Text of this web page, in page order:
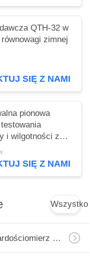
QTH-32 w
zimnej
SIĘ Z NAMI
pionowa
i wilgotności z
ekranu
SIĘ Z NAMI
Wszystko
Twardościomierz Vickersa